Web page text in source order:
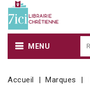
MENU
Accueil Marques